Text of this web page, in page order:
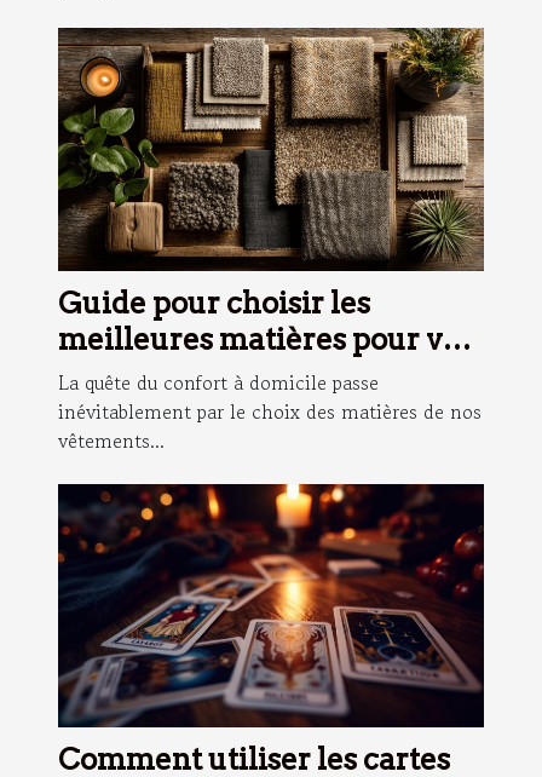
Guide pour choisir les
meilleures matières pour vos
vêtements d'intérieur
La quête du confort à domicile passe
inévitablement par le choix des matières de nos
vêtements...
Comment utiliser les cartes